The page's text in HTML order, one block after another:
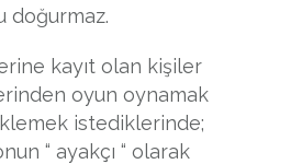
doğurmaz.
kayıt olan kişiler
oyun oynamak
istediklerinde;
“ ayakçı “ olarak